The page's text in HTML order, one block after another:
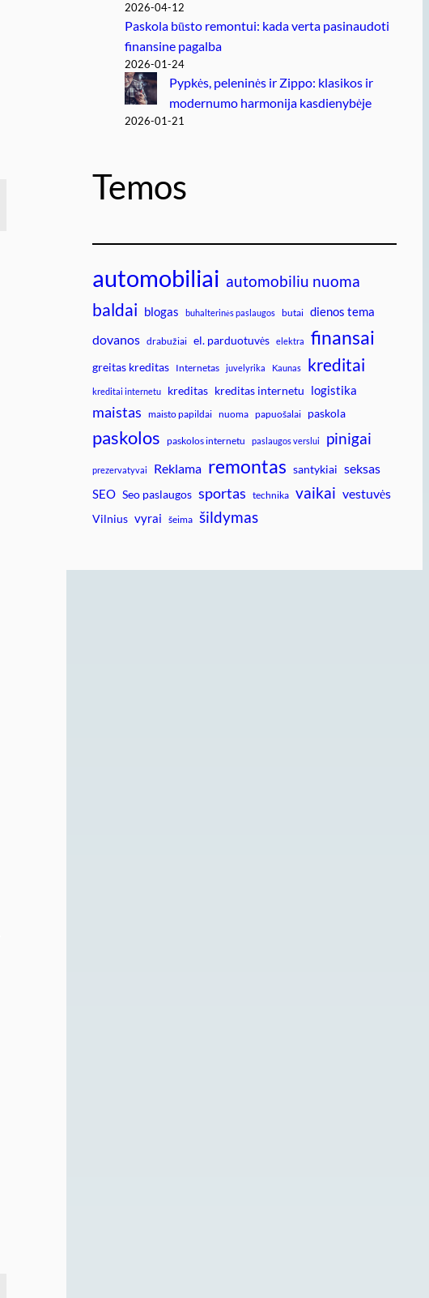
2026-04-12
Paskola būsto remontui: kada verta pasinaudoti
finansine pagalba
2026-01-24
Pypkės, peleninės ir Zippo: klasikos ir
modernumo harmonija kasdienybėje
2026-01-21
Temos
automobiliai automobiliu nuoma
baldai blogas buhalterinės paslaugos butai dienos tema
dovanos drabužiai el. parduotuvės elektra finansai
greitas kreditas Internetas juvelyrika Kaunas kreditai
kreditai internetu kreditas kreditas internetu logistika
maistas maisto papildai nuoma papuošalai paskola
paskolos paskolos internetu paslaugos verslui pinigai
prezervatyvai Reklama remontas santykiai seksas
SEO Seo paslaugos sportas technika vaikai vestuvės
Vilnius vyrai šeima šildymas